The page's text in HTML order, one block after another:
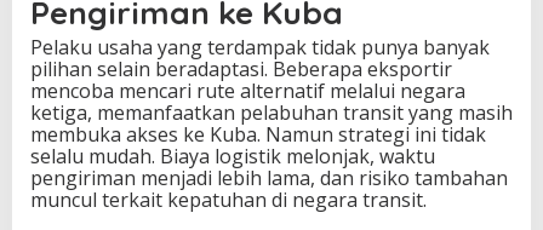
Pengiriman ke Kuba
Pelaku usaha yang terdampak tidak punya banyak
pilihan selain beradaptasi. Beberapa eksportir
mencoba mencari rute alternatif melalui negara
ketiga, memanfaatkan pelabuhan transit yang masih
membuka akses ke Kuba. Namun strategi ini tidak
selalu mudah. Biaya logistik melonjak, waktu
pengiriman menjadi lebih lama, dan risiko tambahan
muncul terkait kepatuhan di negara transit.